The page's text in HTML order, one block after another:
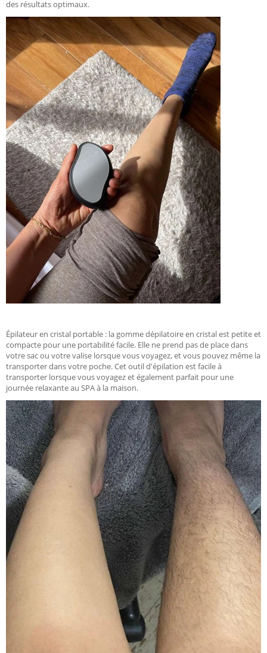
des résultats optimaux.
Épilateur en cristal portable : la gomme dépilatoire en cristal est petite et
compacte pour une portabilité facile. Elle ne prend pas de place dans
votre sac ou votre valise lorsque vous voyagez, et vous pouvez même la
transporter dans votre poche. Cet outil d'épilation est facile à
transporter lorsque vous voyagez et également parfait pour une
journée relaxante au SPA à la maison.